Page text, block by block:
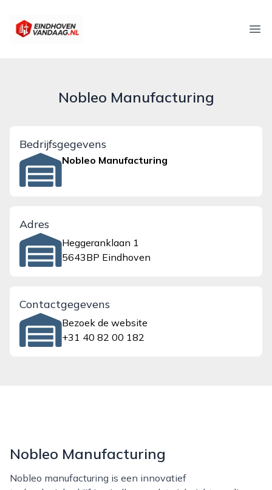
eindhovenvandaag.nl
Nobleo Manufacturing
Bedrijfsgegevens
Nobleo Manufacturing
Adres
Heggeranklaan 1
5643BP Eindhoven
Contactgegevens
Bezoek de website
+31 40 82 00 182
Nobleo Manufacturing
Nobleo manufacturing is een innovatief